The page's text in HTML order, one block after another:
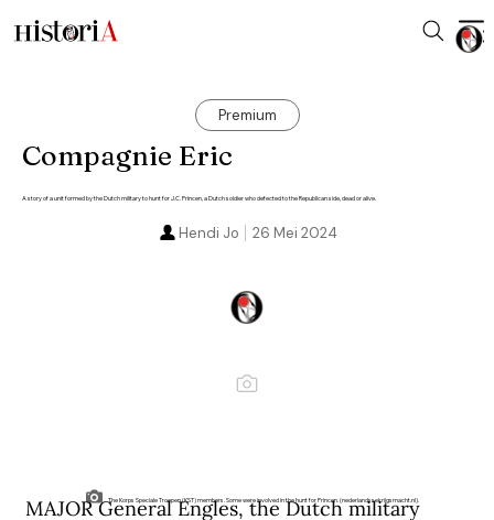
Premium
Compagnie Eric
A story of a unit formed by the Dutch military to hunt for J.C. Princen, a Dutch soldier who defected to the Republican side, dead or alive.
26 Mei 2024
Hendi Jo
The Korps Speciale Troepen (KST) members. Some were involved in the hunt for Princen. (nederlandssekrijgsmacht.nl).
MAJOR General Engles, the Dutch military